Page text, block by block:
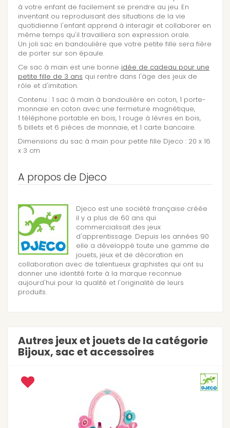
à votre enfant de facilement se prendre au jeu. En
inventant ou reproduisant des situations de la vie
quotidienne l'enfant apprend à interagir et collaborer en
même temps qu'il travaillera son expression orale.
Un joli sac en bandoulière que votre petite fille sera fière
de porter sur son épaule.
Ce sac à main est une bonne idée de cadeau pour une
petite fille de 3 ans qui rentre dans l'âge des jeux de
rôle et d'imitation.
Contenu : 1 sac à main à bandoulière en coton, 1 porte-
monnaie en coton avec une fermeture magnétique,
1 téléphone portable en bois, 1 rouge à lèvres en bois,
5 billets et 6 pièces de monnaie, et 1 carte bancaire.
Dimensions du sac à main pour petite fille Djeco : 20 x 16
x 3 cm
A propos de Djeco
Djeco est une société française créée
il y a plus de 60 ans qui
commercialisait des jeux
d'apprentissage. Depuis les années 90
elle a développé toute une gamme de
jouets, jeux et de décoration en
collaboration avec de talentueux graphistes qui ont su
donner une identité forte à la marque reconnue
aujourd'hui pour la qualité et l'originalité de leurs
produits.
Autres jeux et jouets de la catégorie
Bijoux, sac et accessoires